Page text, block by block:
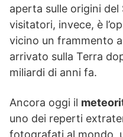
aperta sulle origini del
visitatori, invece, è
vicino un frammento
arrivato sulla Terra
miliardi di anni fa.
Ancora oggi il
uno dei reperti
fotografati al mondo,